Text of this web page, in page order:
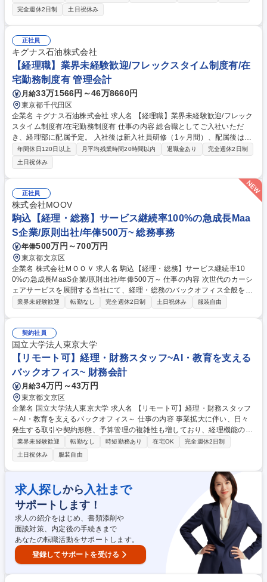
細】■財務業務:出納業務、決算業務（一部）、デリバティブ取引等 ■与信
業務:国内外の取引先の与信管理■管理会計業務:部門、グループ会社の予実
績管理（一部）※業務については経験に応じてお任せいたしますのですべ
てのご経験がなくとも問題ございません。連結決算処理、財務諸表の作
成、税務業務、監査業務、管理会計に関わる業務については希望や経験に
応じて将来チャレンジする事が可能です。 募集職種 【経理】ANAグルー
プ唯一の総合商社/経理としてスキルアップ可/在宅勤務可
完全週休2日制
土日祝休み
正社員
キグナス石油株式会社
【経理職】業界未経験歓迎/フレックスタイム制度有/在
宅勤務制度有 管理会計
月給33万1566円～46万8660円
東京都千代田区
企業名 キグナス石油株式会社 求人名 【経理職】業界未経験歓迎/フレック
スタイム制度有/在宅勤務制度有 仕事の内容 総合職としてご入社いただ
き、経理部に配属予定。 入社後は新入社員研修（1ヶ月間）、配属後はOJ
Tや外部研修にて、無理なくスキルを身に付けていただける環境です。 当
社の経理職業務全般をお任せします。 ■日次・月次経理業務全般 ■仕訳入
力および帳簿管理 ■請求書処理、売掛金・買掛金管理 ■月次・年次決算業
務 ■税務対応および各種資料作成 ■予算管理 募集職種 【経理職】業界未経
験歓迎/フレックスタイム制度有/在宅勤務制度有
年間休日120日以上 月平均残業時間20時間以内 退職金あり
完全週休2日制
土日祝休み
正社員
株式会社MOOV
駒込【経理・総務】サービス継続率100%の急成長Maa
S企業/原則出社/年俸500万~ 総務事務
年俸500万円～700万円
東京都文京区
企業名 株式会社ＭＯＯＶ 求人名 駒込【経理・総務】サービス継続率10
0%の急成長MaaS企業/原則出社/年俸500万～ 仕事の内容 次世代のカーシ
ェアサービスを展開する当社にて、経理・総務のバックオフィス全般をお
任せします。月次の請求書管理や支払い対応など経理事務を軸に、備品・
理：請求書・領収書の発行や受領、管理、支払い処理、入金確認、売買掛
管理、経費精算、月次収支集計、税理士連携 ■総務：備品・消耗品の在庫
管理や発注、契約書の作成補助や管理・更新、郵便物対応、書類ファイリ
ング、オフィス環境整備 【業務内容の変更範囲】当社の指定する業務 募
集職種 駒込【経理・総務】サービス継続率100%の急成長MaaS企業/原則
出社/年俸500万～
業界未経験歓迎 転勤なし 完全週休2日制 土日祝休み 服装自由
契約社員
国立大学法人東京大学
【リモート可】経理・財務スタッフ~AI・教育を支える
バックオフィス~ 財務会計
月給34万円～43万円
東京都文京区
企業名 国立大学法人東京大学 求人名 【リモート可】経理・財務スタッフ
～AI・教育を支えるバックオフィス～ 仕事の内容 事業拡大に伴い、日々
発生する取引や契約形態、予算管理の複雑性も増しており、経理機能の強
化が急務となっています。国の研究プロジェクト等、一般的な事業会社と
は異なる会計処理や予算管理が求められるます。 ・日次・月次・年次の経
理業務・仕訳入力、伝票処理、請求書管理 ・支払処理、入出金管理・月
次・年次決算業務・税務対応、納税関連業務 ・経費精算対応・会計ソフト
の運用管理・顧問税理士、監査法人など外部専門家との連携・新規事業や
新たな取引発生時の会計処理整理 ・社内メンバーへのヒアリング、取引内
容の整理 ・各種プロジェクトの予算・会計管理サポート 募集職種 【リモ
ート可】経理・財務スタッフ～AI・教育を支えるバックオフィス～
業界未経験歓迎 転勤なし 時短勤務あり 在宅OK
完全週休2日制
土日祝休み
服装自由
求人探しから 入社まで
サポートします！
求人の紹介をはじめ、書類添削や
面談対策、内定後の手続きまで
あなたの転職活動をサポートします。
登録してサポートを受ける